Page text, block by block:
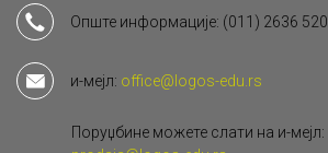
Опште информације: (011) 2636 520
и-мејл: office@logos-edu.rs
Поруџбине можете слати на и-мејл: